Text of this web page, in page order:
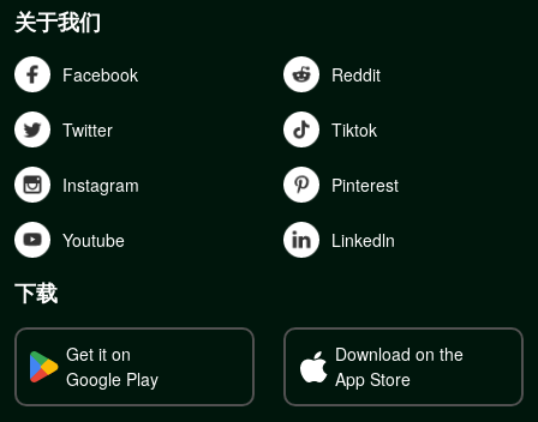
关于我们
Facebook Reddit
Twitter Tiktok
Instagram Pinterest
Youtube Linkedln
下载
Get it on
Google Play
Download on the
App Store